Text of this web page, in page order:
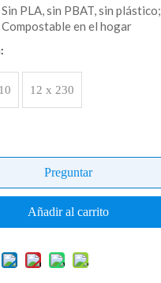
Sin PLA, sin PBAT, sin plástico;
Compostable en el hogar
12 x 230
Preguntar
Añadir al carrito